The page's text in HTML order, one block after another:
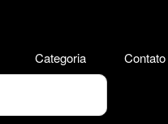
Categoria Contato